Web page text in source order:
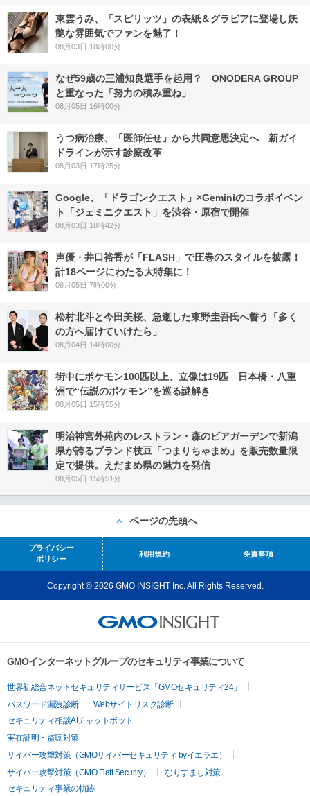
東雲うみ、「スピリッツ」の表紙＆グラビアに登場し妖
艶な雰囲気でファンを魅了！
08月03日 18時00分
なぜ59歳の三浦知良選手を起用？ ONODERA GROUP
と重なった「努力の積み重ね」
08月05日 16時00分
うつ病治療、「医師任せ」から共同意思決定へ 新ガイ
ドラインが示す診療改革
08月03日 17時25分
Google、「ドラゴンクエスト」×Geminiのコラボイベン
ト「ジェミニクエスト」を渋谷・原宿で開催
08月03日 18時42分
声優・井口裕香が「FLASH」で圧巻のスタイルを披露！
計18ページにわたる大特集に！
08月05日 7時00分
松村北斗と今田美桜、急逝した東野圭吾氏へ誓う「多く
の方へ届けていけたら」
08月04日 14時00分
街中にポケモン100匹以上、立像は19匹 日本橋・八重
洲で“伝説のポケモン”を巡る謎解き
08月05日 15時55分
明治神宮外苑内のレストラン・森のビアガーデンで新潟
県が誇るブランド枝豆「つまりちゃまめ」を販売数量限
定で提供。えだまめ県の魅力を発信
08月05日 15時51分
ページの先頭へ
プライバシー
ポリシー
利用規約 免責事項
Copyright © 2026 GMO INSIGHT Inc. All Rights Reserved.
GMOインターネットグループのセキュリティ事業について
世界初総合ネットセキュリティサービス「GMOセキュリティ24」
パスワード漏洩診断
Webサイトリスク診断
セキュリティ相談AIチャットボット
実在証明・盗聴対策
サイバー攻撃対策（GMOサイバーセキュリティ byイエラエ）
サイバー攻撃対策（GMO Flatt Security）
なりすまし対策
セキュリティ事業の軌跡